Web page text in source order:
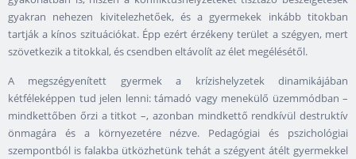
gyakran nehezen kivitelezhetőek, és a gyermekek inkább titokban
tartják a kínos szituációkat. Épp ezért érzékeny terület a szégyen, mert
szövetkezik a titokkal, és csendben eltávolít az élet megélésétől.
A megszégyenített gyermek a krízishelyzetek dinamikájában
kétféleképpen tud jelen lenni: támadó vagy menekülő üzemmódban –
mindkettőben őrzi a titkot –, azonban mindkettő rendkívül destruktív
önmagára és a környezetére nézve. Pedagógiai és pszichológiai
szempontból is falakba ütközhetünk tehát a szégyent átélt gyermekkel